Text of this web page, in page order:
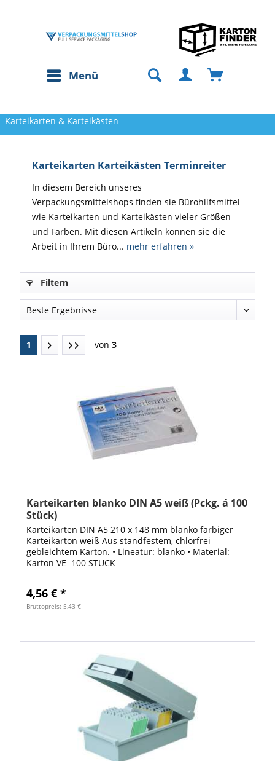
Menü
Karteikarten & Karteikästen
Karteikarten Karteikästen Terminreiter
In diesem Bereich unseres
Verpackungsmittelshops finden sie Bürohilfsmittel
wie Karteikarten und Karteikästen vieler Größen
und Farben. Mit diesen Artikeln können sie die
Arbeit in Ihrem Büro... mehr erfahren »
Filtern
1 von 3
Karteikarten blanko DIN A5 weiß (Pckg. á 100
Stück)
Karteikarten DIN A5 210 x 148 mm blanko farbiger
Karteikarton weiß Aus standfestem, chlorfrei
gebleichtem Karton. • Lineatur: blanko • Material:
Karton VE=100 STÜCK
4,56 € *
Bruttopreis: 5,43 €